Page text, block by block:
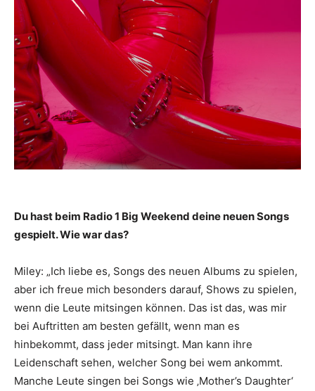
Du hast beim Radio 1 Big Weekend deine neuen Songs
gespielt. Wie war das?
Miley: „Ich liebe es, Songs des neuen Albums zu spielen,
aber ich freue mich besonders darauf, Shows zu spielen,
wenn die Leute mitsingen können. Das ist das, was mir
bei Auftritten am besten gefällt, wenn man es
hinbekommt, dass jeder mitsingt. Man kann ihre
Leidenschaft sehen, welcher Song bei wem ankommt.
Manche Leute singen bei Songs wie ‚Mother’s Daughter‘